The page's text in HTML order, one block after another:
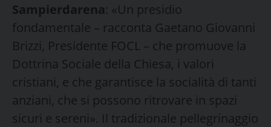
Sampierdarena: «Un presidio
fondamentale – racconta Gaetano Giovanni
Brizzi, Presidente FOCL – che promuove la
Dottrina Sociale della Chiesa, i valori
cristiani, e che garantisce la socialità di tanti
anziani, che si possono ritrovare in spazi
sicuri e sereni». Il tradizionale pellegrinaggio